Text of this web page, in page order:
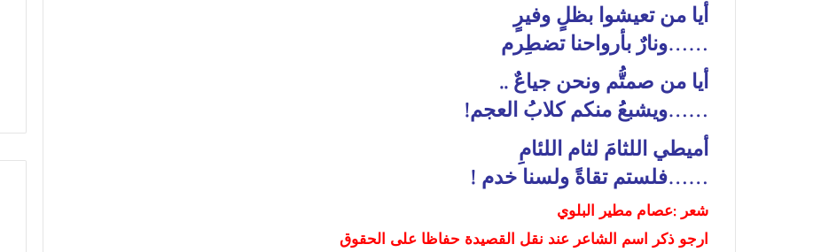
أيا من تعيشوا بظلٍ وفيرٍ
……ونارٌ بأرواحنا تضطِرم
أيا من صمتُّم ونحن جياعٌ ..
……ويشبعُ منكم كلابُ العجم!
أميطي اللثامَ لثام اللئامِ
……فلستم تقاةً ولسنا خدم !
شعر :عصام مطير البلوي
ارجو ذكر اسم الشاعر عند نقل القصيدة حفاظا على الحقوق